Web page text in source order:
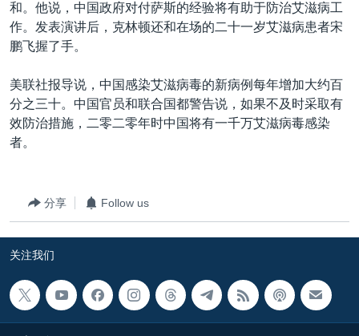
和。他说，中国政府对付萨斯的经验将有助于防治艾滋病工
作。发表演讲后，克林顿还和在场的二十一岁艾滋病患者宋
鹏飞握了手。
美联社报导说，中国感染艾滋病毒的新病例每年增加大约百
分之三十。中国官员和联合国都警告说，如果不及时采取有
效防治措施，二零二零年时中国将有一千万艾滋病毒感染
者。
分享 Follow us
关注我们